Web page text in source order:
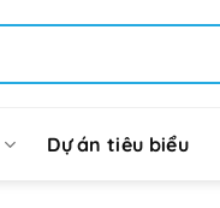
Dự án tiêu biểu